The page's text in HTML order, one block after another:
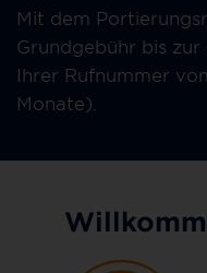
Mit dem
Grundgebühr bis
Ihrer Rufnummer
Monate).